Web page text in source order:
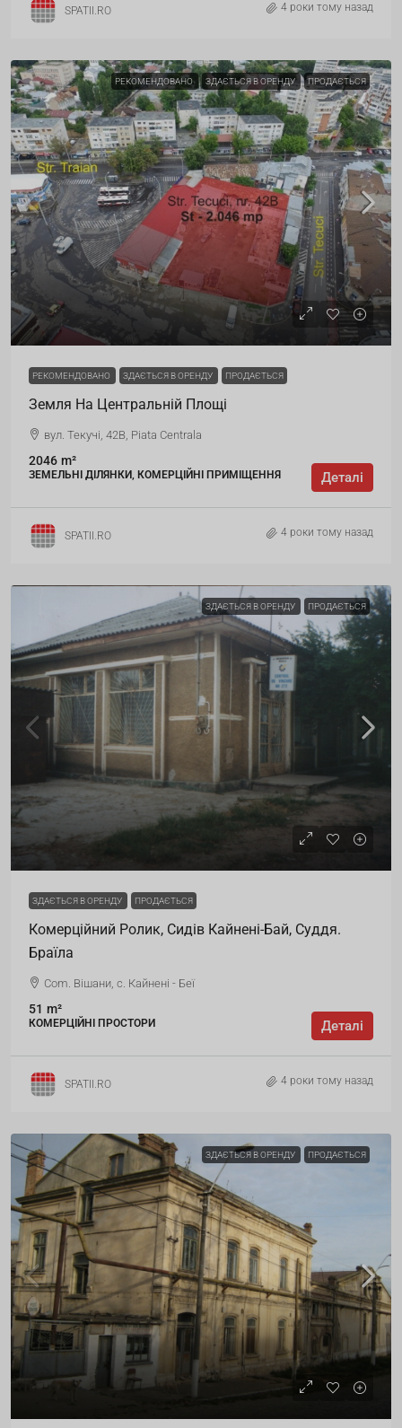
SPATII.RO 4 роки тому назад
РЕКОМЕНДОВАНО ЗДАЄТЬСЯ В ОРЕНДУ ПРОДАЄТЬСЯ
РЕКОМЕНДОВАНО ЗДАЄТЬСЯ В ОРЕНДУ ПРОДАЄТЬСЯ
Земля На Центральній Площі
вул. Текучі, 42B, Piata Centrala
2046 m²
ЗЕМЕЛЬНІ ДІЛЯНКИ, КОМЕРЦІЙНІ ПРИМІЩЕННЯ Деталі
SPATII.RO 4 роки тому назад
ЗДАЄТЬСЯ В ОРЕНДУ ПРОДАЄТЬСЯ
ЗДАЄТЬСЯ В ОРЕНДУ ПРОДАЄТЬСЯ
Комерційний Ролик, Сидів Кайнені-Бай, Суддя.
Браїла
Com. Вішани, с. Кайнені - Беї
51 m²
КОМЕРЦІЙНІ ПРОСТОРИ Деталі
SPATII.RO 4 роки тому назад
ЗДАЄТЬСЯ В ОРЕНДУ ПРОДАЄТЬСЯ